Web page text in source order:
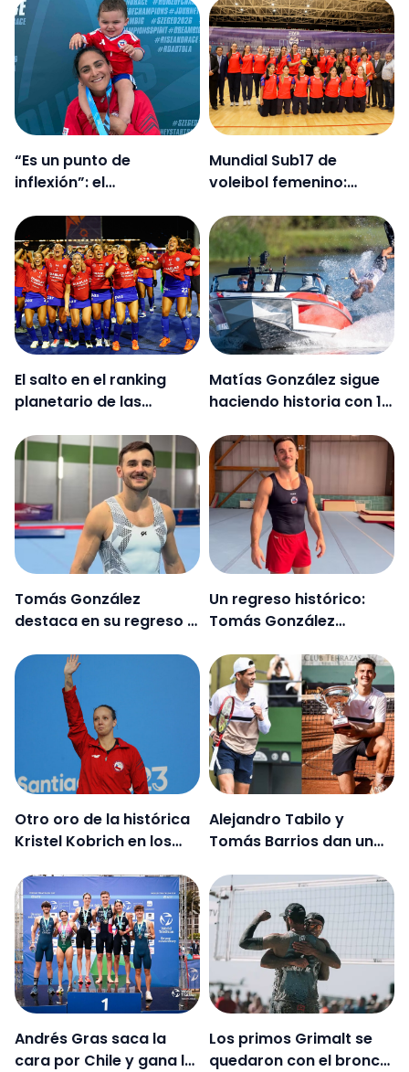
Checa
mantiene 35°
“Es un punto de
inflexión”: el
planetario de María
José Mailliard
Mundial Sub17 de
voleibol femenino:
grupos de cita
planetaria
El salto en el ranking
planetario de las
Mundial en Santiago
Matías González sigue
haciendo historia con 17
Tomás González
destaca en su regreso a
del Mundo de Cottbus
Un regreso histórico:
Tomás González
retiro para competir
Otro oro de la histórica
Kristel Kobrich en los
Alejandro Tabilo y
Tomás Barrios dan un
ATP
Andrés Gras saca la
cara por Chile y gana la
Los primos Grimalt se
quedaron con el bronce